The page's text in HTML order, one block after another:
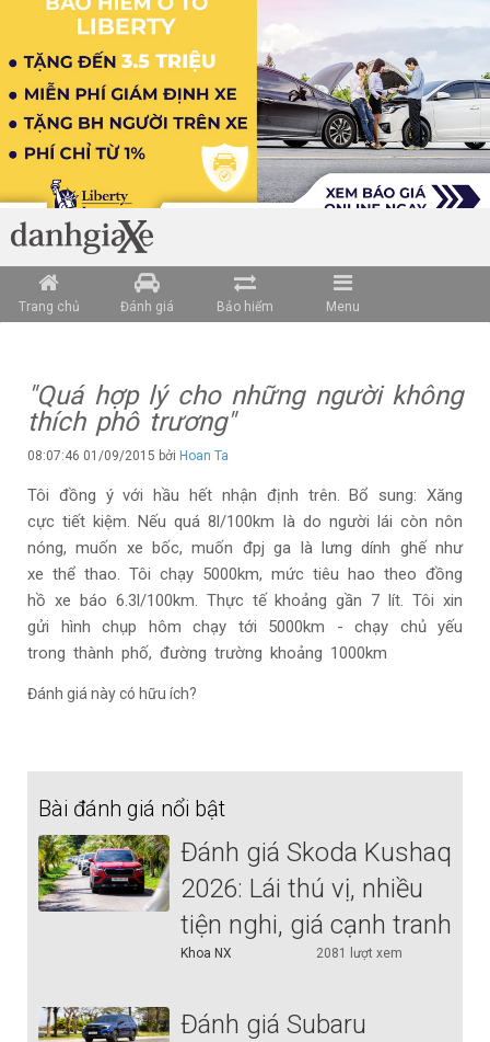
Trang chủ Đánh giá Bảo hiểm Menu
"Quá hợp lý cho những người không
thích phô trương"
08:07:46 01/09/2015 bởi Hoan Ta
Tôi đồng ý với hầu hết nhận định trên. Bổ sung: Xăng
cực tiết kiệm. Nếu quá 8l/100km là do người lái còn nôn
nóng, muốn xe bốc, muốn đpj ga là lưng dính ghế như
xe thể thao. Tôi chạy 5000km, mức tiêu hao theo đồng
hồ xe báo 6.3l/100km. Thực tế khoảng gần 7 lít. Tôi xin
gửi hình chụp hôm chạy tới 5000km - chạy chủ yếu
trong thành phố, đường trường khoảng 1000km
Đánh giá này có hữu ích?
Bài đánh giá nổi bật
Đánh giá Skoda Kushaq
2026: Lái thú vị, nhiều
tiện nghi, giá cạnh tranh
Khoa NX 2081 lượt xem
Đánh giá Subaru